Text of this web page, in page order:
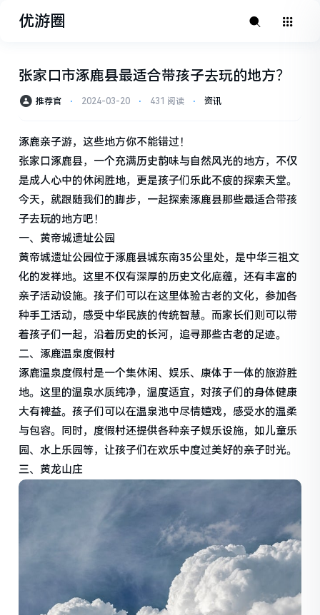
优游圈
张家口市涿鹿县最适合带孩子去玩的地方？
推荐官 ⋅ 2024-03-20 ⋅ 431 阅读 ⋅ 资讯
涿鹿亲子游，这些地方你不能错过！
张家口涿鹿县，一个充满历史韵味与自然风光的地方，不仅
是成人心中的休闲胜地，更是孩子们乐此不疲的探索天堂。
今天，就跟随我们的脚步，一起探索涿鹿县那些最适合带孩
子去玩的地方吧！
一、黄帝城遗址公园
黄帝城遗址公园位于涿鹿县城东南35公里处，是中华三祖文
化的发祥地。这里不仅有深厚的历史文化底蕴，还有丰富的
亲子活动设施。孩子们可以在这里体验古老的文化，参加各
种手工活动，感受中华民族的传统智慧。而家长们则可以带
着孩子们一起，沿着历史的长河，追寻那些古老的足迹。
二、涿鹿温泉度假村
涿鹿温泉度假村是一个集休闲、娱乐、康体于一体的旅游胜
地。这里的温泉水质纯净，温度适宜，对孩子们的身体健康
大有裨益。孩子们可以在温泉池中尽情嬉戏，感受水的温柔
与包容。同时，度假村还提供各种亲子娱乐设施，如儿童乐
园、水上乐园等，让孩子们在欢乐中度过美好的亲子时光。
三、黄龙山庄